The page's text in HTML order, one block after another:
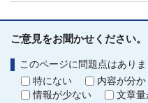
ご意見をお聞かせください。
このページに問題点はあり
特にない
内容が分
情報が少ない
文章